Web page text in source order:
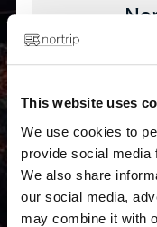
This website uses
We use cookies to
provide social media
We also share
our social media,
may combine it with